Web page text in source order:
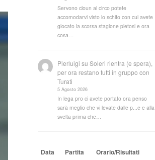
Servono cloun al circo potete
accomodarvi visto lo schifo con cui avete
giocato la scorsa stagione pietosi e ora
cosa…
Pierluigi suSoleri rientra (e spera),
per ora restano tutti in gruppo con
Turati
5 Agosto 2026
In lega pro ci avete portato ora penso
sarà meglio che vi levate dalle p...e e alla
svelta prima che…
Data Partita Orario/Risultati